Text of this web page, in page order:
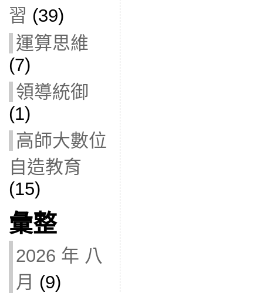
習 (39)
運算思維
(7)
領導統御
(1)
高師大數位
自造教育
(15)
彙整
2026 年 八
月 (9)